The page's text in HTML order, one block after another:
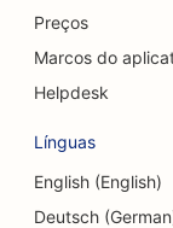
SEO para
SEO para
SEO para
Preços
Marcos do
Helpdesk
Línguas
English (English)
Deutsch